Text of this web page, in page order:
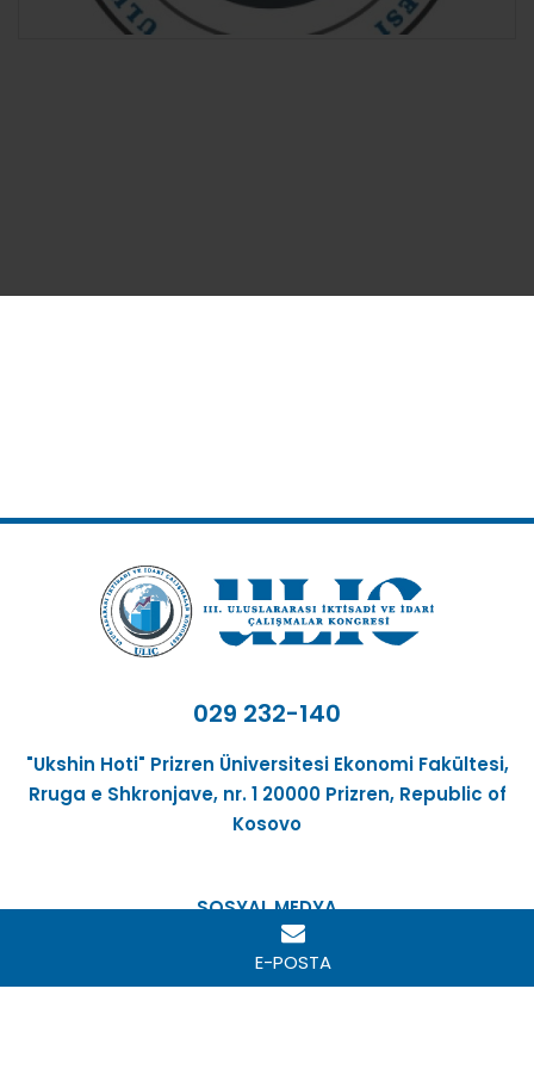
E-POSTA
029 232-140
"Ukshin Hoti" Prizren Üniversitesi Ekonomi Fakültesi,
Rruga e Shkronjave, nr. 1 20000 Prizren, Republic of
Kosovo
SOSYAL MEDYA